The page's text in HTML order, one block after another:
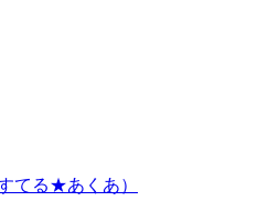
てる★あくあ）